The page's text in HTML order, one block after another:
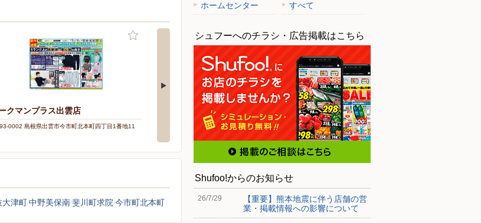
クマンプラス出雲店
0002 島根県出雲市今市町北本町四丁目1番地11
ＡＭＥＲＩＣＡＮ ＨＯＬＩＣゆめタウ
洋服の青山/出雲浜山通
〒693-0004 島根県出雲市渡橋町1047番地1
大津町中野美保南斐川町求院 今市町北本町
ホームセンター
すべて
シュフーへのチラシ・広告掲載はこちら
Shufoo!からのお知らせ
26/7/29
【重要】熊本地震に伴う店舗の営
業・掲載情報への影響について